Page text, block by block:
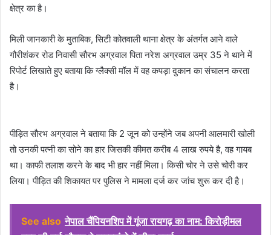
क्षेत्र का है।
मिली जानकारी के मुताबिक, सिटी कोतवाली थाना क्षेत्र के अंतर्गत आने वाले
गौरीशंकर रोड निवासी सौरभ अग्रवाल पिता नरेश अग्रवाल उम्र 35 ने थाने में
रिपोर्ट लिखाते हुए बताया कि ग्लैक्सी मॉल में वह कपड़ा दुकान का संचालन करता
है।
पीड़ित सौरभ अग्रवाल ने बताया कि 2 जून को उन्होंने जब अपनी आलमारी खोली
तो उनकी पत्नी का सोने का हार जिसकी कीमत करीब 4 लाख रुपये है, वह गायब
था। काफी तलाश करने के बाद भी हार नहीं मिला। किसी चोर ने उसे चोरी कर
लिया। पीड़ित की शिकायत पर पुलिस ने मामला दर्ज कर जांच शुरू कर दी है।
See also नेपाल चैंपियनशिप में गूंजा रायगढ़ का नाम: किरोड़ीमल